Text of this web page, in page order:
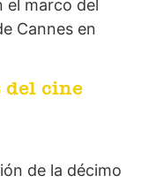
el marco del
Cannes en
del cine
de la décimo